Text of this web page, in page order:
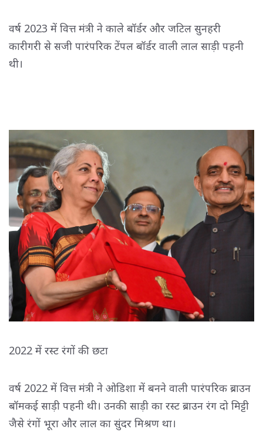
वर्ष 2023 में वित्त मंत्री ने काले बॉर्डर और जटिल सुनहरी
कारीगरी से सजी पारंपरिक टेंपल बॉर्डर वाली लाल साड़ी पहनी
थी।
2022 में रस्ट रंगों की छटा
वर्ष 2022 में वित्त मंत्री ने ओडिशा में बनने वाली पारंपरिक ब्राउन
बॉमकई साड़ी पहनी थी। उनकी साड़ी का रस्ट ब्राउन रंग दो मिट्टी
जैसे रंगों भूरा और लाल का सुंदर मिश्रण था।